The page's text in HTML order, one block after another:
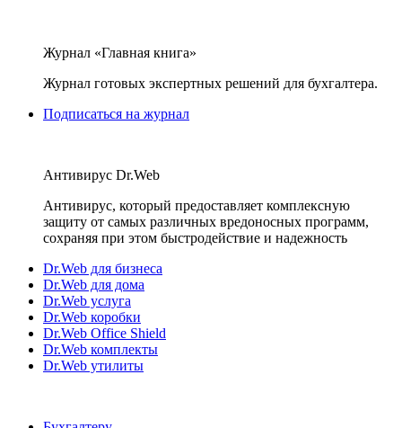
Журнал «Главная книга»
Журнал готовых экспертных решений для бухгалтера.
Подписаться на журнал
Антивирус Dr.Web
Антивирус, который предоставляет комплексную
защиту от самых различных вредоносных программ,
сохраняя при этом быстродействие и надежность
Dr.Web для бизнеса
Dr.Web для дома
Dr.Web услуга
Dr.Web коробки
Dr.Web Office Shield
Dr.Web комплекты
Dr.Web утилиты